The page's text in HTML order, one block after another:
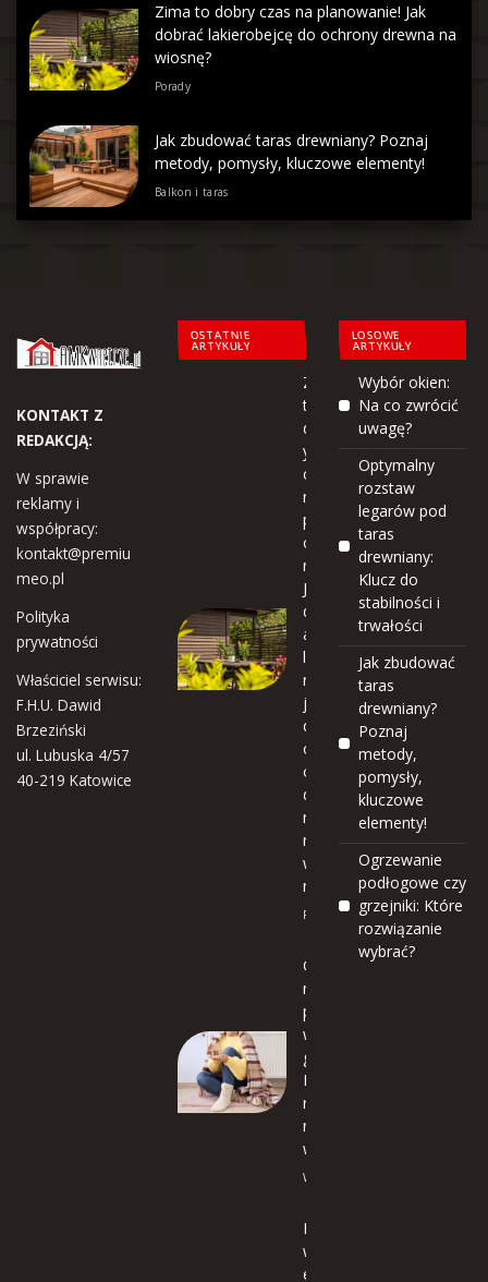
Zima to dobry czas na planowanie! Jak
dobrać lakierobejcę do ochrony drewna na
wiosnę?
Porady
Jak zbudować taras drewniany? Poznaj
metody, pomysły, kluczowe elementy!
Balkon i taras
KONTAKT Z
REDAKCJĄ:
W sprawie
reklamy i
współpracy:
kontakt@premiu
meo.pl
Polityka
prywatności
Właściciel serwisu:
F.H.U. Dawid
Brzeziński
ul. Lubuska 4/57
40-219 Katowice
OSTATNIE
ARTYKUŁY
Zima
to
dobr
y
czas
na
plan
owa
nie!
Jak
dobr
ać
lakie
robe
jcę
do
ochr
ony
drew
na
na
wios
nę?
Porady
Ogrzewa
nie
podłogo
we czy
grzejniki:
Które
rozwiąza
nie
wybrać?
Wyposażenie
Malo
wani
e
LOSOWE
ARTYKUŁY
Wybór okien:
Na co zwrócić
uwagę?
Optymalny
rozstaw
legarów pod
taras
drewniany:
Klucz do
stabilności i
trwałości
Jak zbudować
taras
drewniany?
Poznaj
metody,
pomysły,
kluczowe
elementy!
Ogrzewanie
podłogowe czy
grzejniki: Które
rozwiązanie
wybrać?